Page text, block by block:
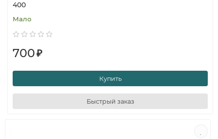
400
Мало
700₽
Купить
Быстрый заказ